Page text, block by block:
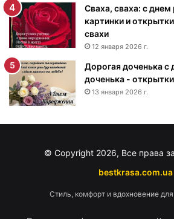
е
н
и
я
м
у
ж
ч
и
Сваха, сваха: с
картинки и
свахи
12 января 2026 г.
Дорогая доченька с
доченька -
13 января 2026 г.
© Copyright 2026, Все права
bestkrasa.com.ua
Стиль, комфорт и вдохновение